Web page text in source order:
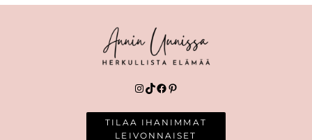
Instagram
TikTok
Facebook
Pinterest
TILAA IHANIMMAT
LEIVONNAISET